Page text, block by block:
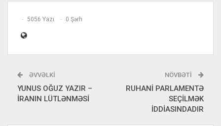
5056 Yazı 0 Şərh
ƏVVƏLKI
YUNUS OĞUZ YAZIR –
İRANIN LÜTLƏNMƏSİ
NÖVBƏTI
RUHANİ PARLAMENTƏ
SEÇİLMƏK
İDDİASINDADIR